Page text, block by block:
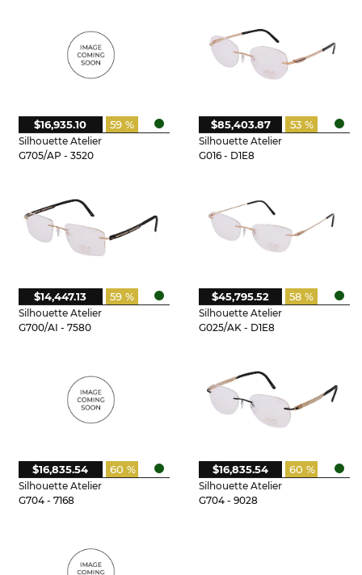
Silhouette Atelier
G705/AP - 3520
59 %
$16,935.10
Silhouette Atelier
G016 - D1E8
53 %
$85,403.87
Silhouette Atelier
G700/AI - 7580
59 %
$14,447.13
Silhouette Atelier
G025/AK - D1E8
58 %
$45,795.52
Silhouette Atelier
G704 - 7168
60 %
$16,835.54
Silhouette Atelier
G704 - 9028
60 %
$16,835.54